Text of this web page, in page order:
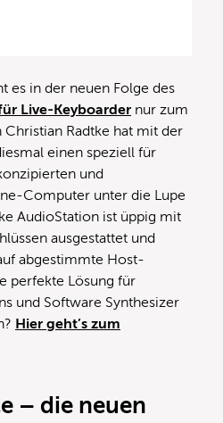
es in der neuen Folge des
Live-Keyboarder nur zum
Radtke hat mit der
einen speziell für
und
Computer unter die Lupe
AudioStation ist üppig mit
ausgestattet und
abgestimmte Host-
perfekte Lösung für
und Software Synthesizer
Hier geht’s zum
– die neuen